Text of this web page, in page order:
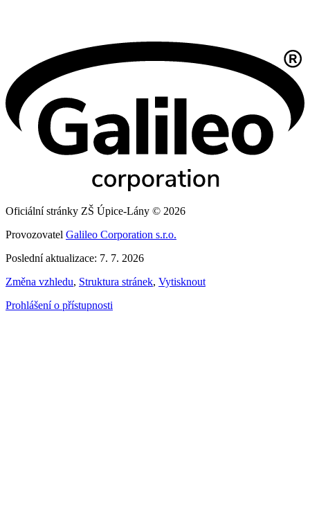
Oficiální stránky ZŠ Úpice-Lány © 2026
Provozovatel Galileo Corporation s.r.o.
Poslední aktualizace: 7. 7. 2026
Změna vzhledu, Struktura stránek, Vytisknout
Prohlášení o přístupnosti